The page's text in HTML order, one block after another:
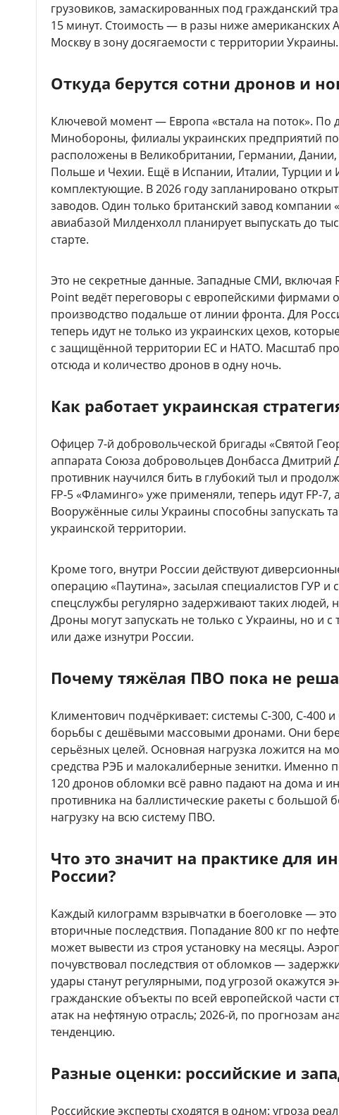
грузовиков, замаскированных под гражданский
15 минут. Стоимость — в разы ниже американских
Москву в зону досягаемости с территории Украины.
Откуда берутся сотни дронов и
Ключевой момент — Европа «встала на поток». По
Минобороны, филиалы украинских предприятий
расположены в Великобритании, Германии,
Польше и Чехии. Ещё в Испании, Италии, Турции и
комплектующие. В 2026 году запланировано
заводов. Один только британский завод компании
авиабазой Милденхолл планирует выпускать до
старте.
Это не секретные данные. Западные СМИ, включая
Point ведёт переговоры с европейскими фирмами
производство подальше от линии фронта. Для
теперь идут не только из украинских цехов,
с защищённой территории ЕС и НАТО. Масштаб
отсюда и количество дронов в одну ночь.
Как работает украинская
Офицер 7-й добровольческой бригады «Святой
аппарата Союза добровольцев Донбасса Дмитрий
противник научился бить в глубокий тыл и
FP-5 «Фламинго» уже применяли, теперь идут FP-
Вооружённые силы Украины способны запускать
украинской территории.
Кроме того, внутри России действуют
операцию «Паутина», засылая специалистов ГУР и
спецслужбы регулярно задерживают таких людей,
Дроны могут запускать не только с Украины, но и с
или даже изнутри России.
Почему тяжёлая ПВО пока не
Климентович подчёркивает: системы С-300, С-400
борьбы с дешёвыми массовыми дронами. Они
серьёзных целей. Основная нагрузка ложится на
средства РЭБ и малокалиберные зенитки. Именно
120 дронов обломки всё равно падают на дома и
противника на баллистические ракеты с большой
нагрузку на всю систему ПВО.
Что это значит на практике для
России?
Каждый килограмм взрывчатки в боеголовке —
вторичные последствия. Попадание 800 кг по
может вывести из строя установку на месяцы.
почувствовал последствия от обломков —
удары станут регулярными, под угрозой окажутся
гражданские объекты по всей европейской части
атак на нефтяную отрасль; 2026-й, по прогнозам
тенденцию.
Разные оценки: российские и
Российские эксперты сходятся в одном: угроза